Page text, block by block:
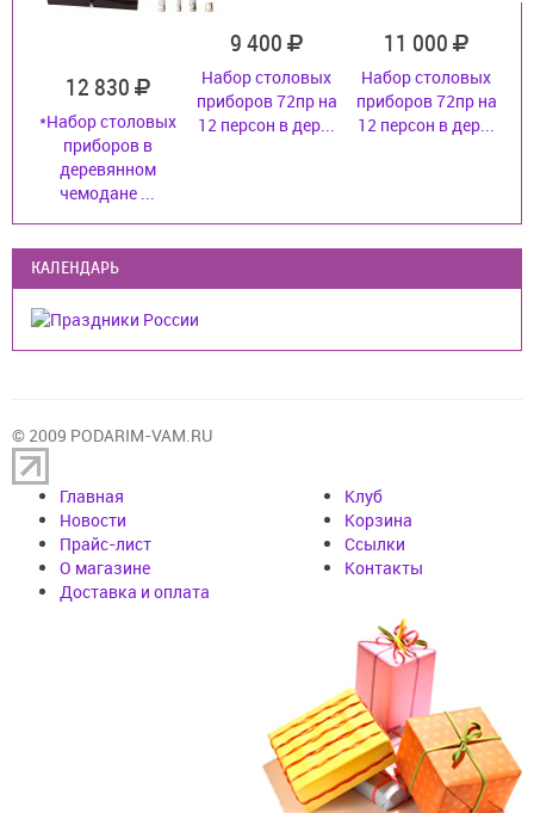
12 830
*Набор столовых
приборов в
деревянном
чемодане ...
9 400
Набор столовых
приборов 72пр на
12 персон в дер...
11 000
Набор столовых
приборов 72пр на
12 персон в дер...
КАЛЕНДАРЬ
© 2009 PODARIM-VAM.RU
Главная
Новости
Прайс-лист
О магазине
Доставка и оплата
Клуб
Корзина
Cсылки
Контакты